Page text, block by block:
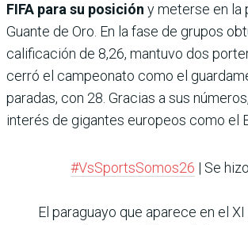
FIFA para su posición y meterse en la
Guante de Oro. En la fase de grupos
calificación de 8,26, mantuvo dos
cerró el campeonato como el
paradas, con 28. Gracias a sus
interés de gigantes europeos como el
#VsSportsSomos26 | Se
El paraguayo que aparece en el